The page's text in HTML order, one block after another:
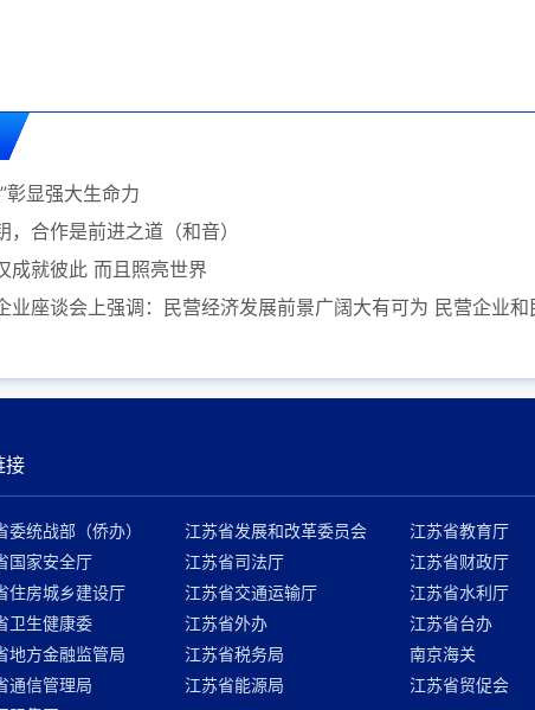
彰显强大生命力
，合作是前进之道（和音）
成就彼此 而且照亮世界
业座谈会上强调：民营经济发展前景广阔大有可为 民营企业
接
委统战部（侨办） 江苏省发展和改革委员会 江苏省教育厅
国家安全厅 江苏省司法厅 江苏省财政厅
住房城乡建设厅 江苏省交通运输厅 江苏省水利厅
卫生健康委 江苏省外办 江苏省台办
地方金融监管局 江苏省税务局 南京海关
通信管理局 江苏省能源局 江苏省贸促会